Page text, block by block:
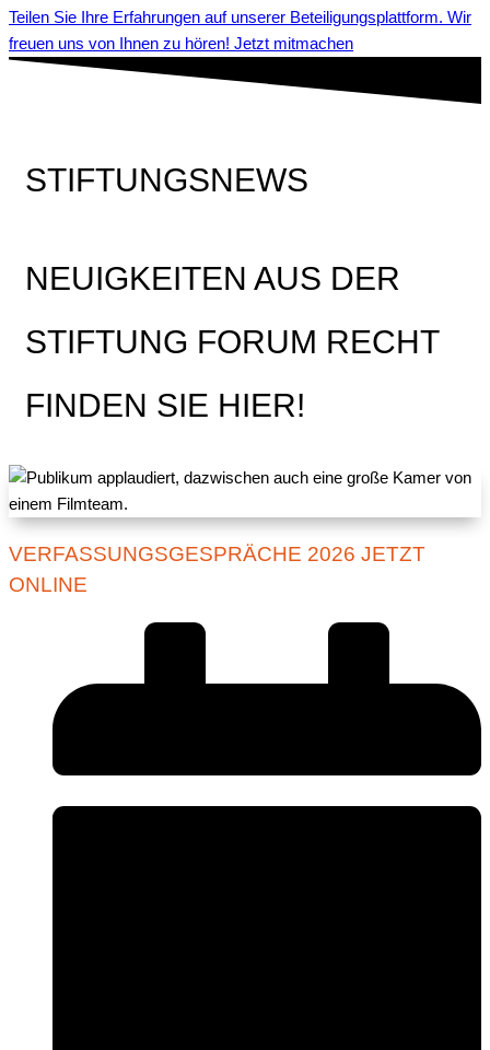
Teilen Sie Ihre Erfahrungen auf unserer Beteiligungsplattform. Wir
freuen uns von Ihnen zu hören! Jetzt mitmachen
STIFTUNGSNEWS
NEUIGKEITEN AUS DER
STIFTUNG FORUM RECHT
FINDEN SIE HIER!
VERFASSUNGSGESPRÄCHE 2026 JETZT
ONLINE